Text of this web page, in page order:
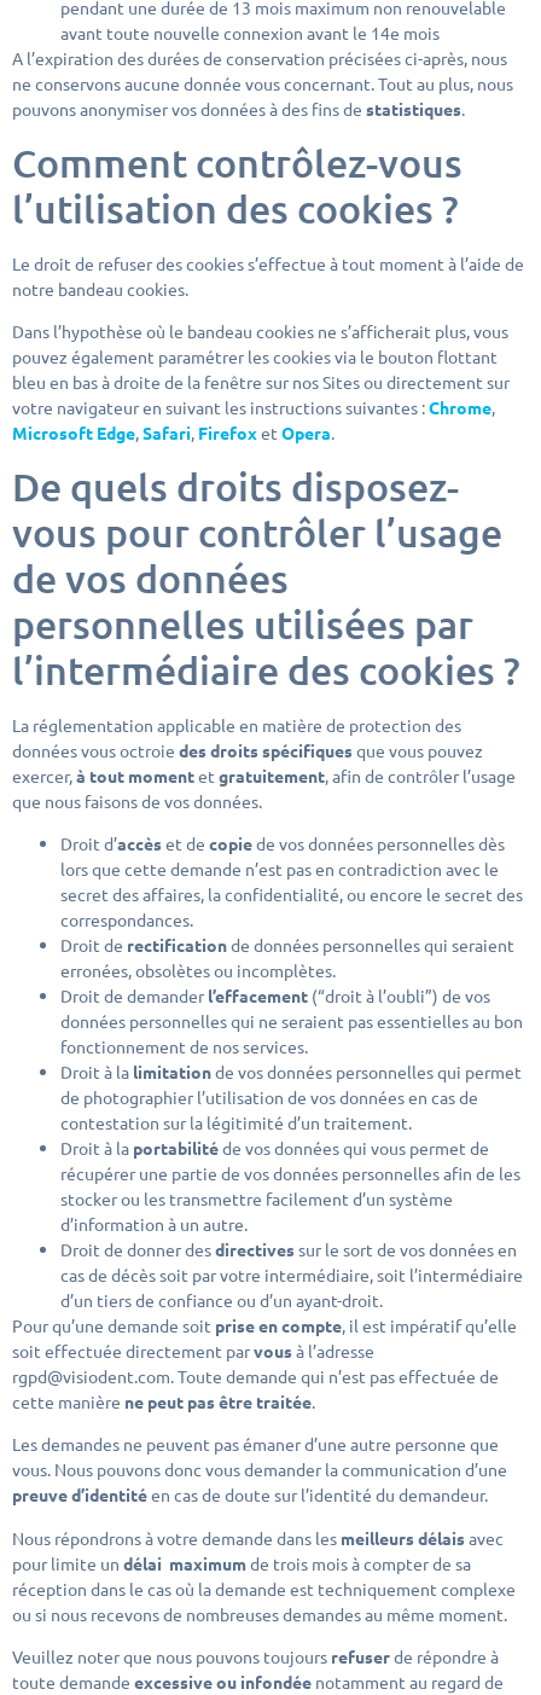
pendant une durée de 13 mois maximum non renouvelable
avant toute nouvelle connexion avant le 14e mois
A l’expiration des durées de conservation précisées ci-après, nous
ne conservons aucune donnée vous concernant. Tout au plus, nous
pouvons anonymiser vos données à des fins de statistiques.
Comment contrôlez-vous
l’utilisation des cookies ?
Le droit de refuser des cookies s’effectue à tout moment à l’aide de
notre bandeau cookies.
Dans l’hypothèse où le bandeau cookies ne s’afficherait plus, vous
pouvez également paramétrer les cookies via le bouton flottant
bleu en bas à droite de la fenêtre sur nos Sites ou directement sur
votre navigateur en suivant les instructions suivantes :Chrome,
Microsoft Edge,Safari, Firefoxet Opera.
De quels droits disposez-
vous pour contrôler l’usage
de vos données
personnelles utilisées par
l’intermédiaire des cookies ?
La réglementation applicable en matière de protection des
données vous octroie des droits spécifiquesque vous pouvez
exercer,à tout momentet gratuitement, afin de contrôler l’usage
que nous faisons de vos données.
Droit d’accèset de copiede vos données personnelles dès
lors que cette demande n’est pas en contradiction avec le
secret des affaires, la confidentialité, ou encore le secret des
correspondances.
Droit de rectificationde données personnelles qui seraient
erronées, obsolètes ou incomplètes.
Droit de demanderl’effacement (“droit à l’oubli”) de vos
données personnelles qui ne seraient pas essentielles au bon
fonctionnement de nos services.
Droit à la limitationde vos données personnelles qui permet
de photographier l’utilisation de vos données en cas de
contestation sur la légitimité d’un traitement.
Droit à la portabilitéde vos données qui vous permet de
récupérer une partie de vos données personnelles afin de les
stocker ou les transmettre facilement d’un système
d’information à un autre.
Droit de donner desdirectivessur le sort de vos données en
cas de décès soit par votre intermédiaire, soit l’intermédiaire
d’un tiers de confiance ou d’un ayant-droit.
Pour qu’une demande soit prise en compte, il est impératif qu’elle
soit effectuée directement parvousà l’adresse
rgpd@visiodent.com. Toute demande qui n’est pas effectuée de
cette manière ne peut pas être traitée.
Les demandes ne peuvent pas émaner d’une autre personne que
vous. Nous pouvons donc vous demander la communication d’une
preuve d’identitéen cas de doute sur l’identité du demandeur.
Nous répondrons à votre demande dans les meilleurs délaisavec
pour limite un délai maximumde trois mois à compter de sa
réception dans le cas où la demande est techniquement complexe
ou si nous recevons de nombreuses demandes au même moment.
Veuillez noter que nous pouvons toujours refuserde répondre à
toute demande excessive ou infondée notamment au regard de